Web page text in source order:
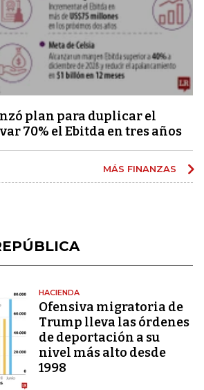
plan para duplicar el
70% el Ebitda en tres años
MÁS FINANZAS
HACIENDA
Ofensiva migratoria de
Trump lleva las órdenes
de deportación a su
nivel más alto desde
1998